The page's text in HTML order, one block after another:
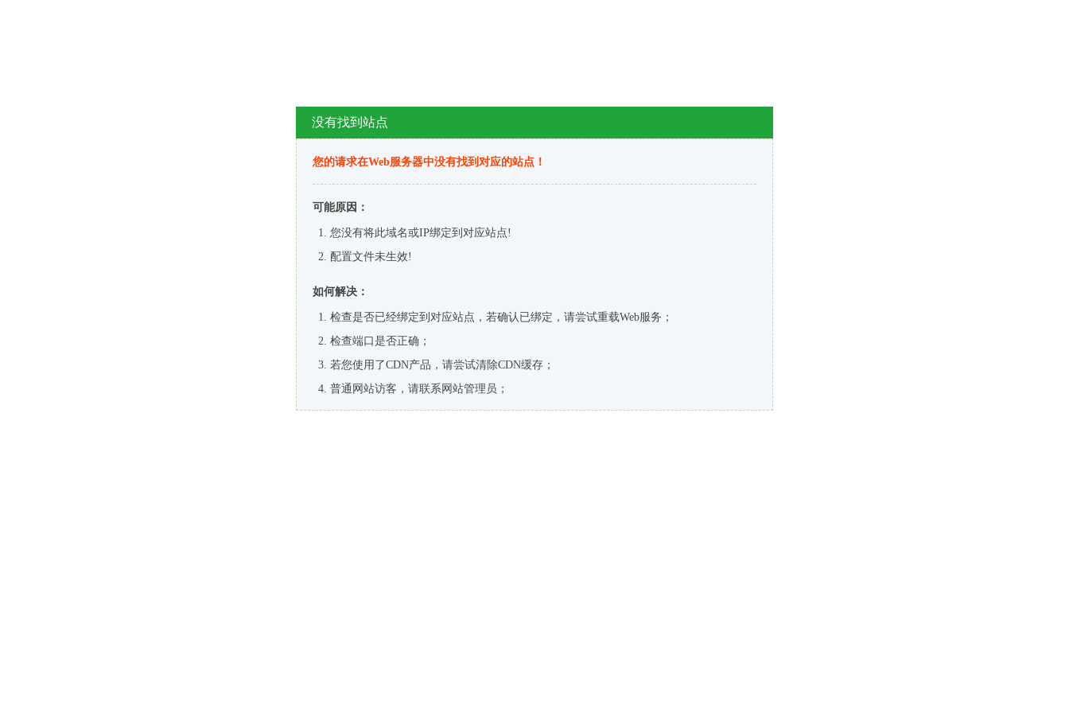
没有找到站点
您的请求在Web服务器中没有找到对应的站点！
可能原因：
您没有将此域名或IP绑定到对应站点!
配置文件未生效!
如何解决：
检查是否已经绑定到对应站点，若确认已绑定，请尝试重载Web服务；
检查端口是否正确；
若您使用了CDN产品，请尝试清除CDN缓存；
普通网站访客，请联系网站管理员；